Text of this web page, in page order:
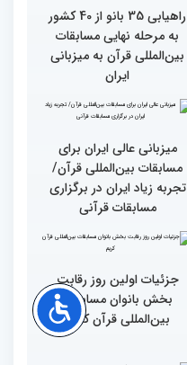
انس با قرآن بهترین نقشه
راه برای زندگی افراد مختلف
راهیابی 35 بانو از 40 کشور
به مرحله نهایی مسابقات
بین‌المللی قرآن به میزبانی
ایران
میزبانی عالی ایران برای